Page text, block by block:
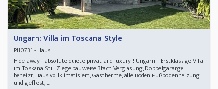
Ungarn: Villa im Toscana Style
PH0731 - Haus
Hide away - absolute quiete privat and luxury ! Ungarn - Erstklassige Villa
im Toskana Stil, Ziegelbauweise 3fach Verglasung, Doppelgararge
beheizt, Haus vollklimatisiert, Gastherme, alle Böden Fußbodenheizung,
und gefliest, ...